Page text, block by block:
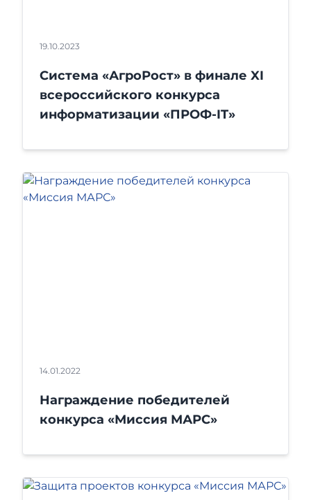
19.10.2023
Система «АгроРост» в финале XI
всероссийского конкурса
информатизации «ПРОФ-IT»
14.01.2022
Награждение победителей
конкурса «Миссия МАРС»